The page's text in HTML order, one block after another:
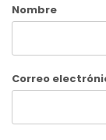
Nombre
Correo